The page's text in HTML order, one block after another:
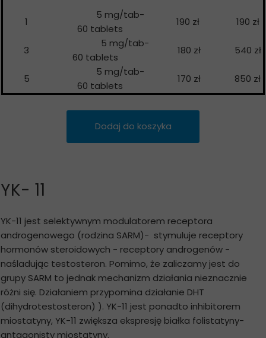
1
5 mg/tab-
60 tablets
190 zł 190 zł
3
5 mg/tab-
60 tablets
180 zł 540 zł
5
5 mg/tab-
60 tablets
170 zł 850 zł
Dodaj do koszyka
YK- 11
YK-11 jest selektywnym modulatorem receptora
androgenowego (rodzina SARM)- stymuluje receptory
hormonów steroidowych - receptory androgenów -
naśladując testosteron. Pomimo, że zaliczamy jest do
grupy SARM to jednak mechanizm działania nieznacznie
różni się. Działaniem przypomina działanie DHT
(dihydrotestosteron) ). YK-11 jest ponadto inhibitorem
miostatyny, YK-11 zwiększa ekspresję białka folistatyny-
antagonisty miostatyny.